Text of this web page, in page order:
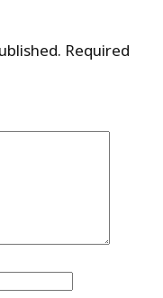
Required